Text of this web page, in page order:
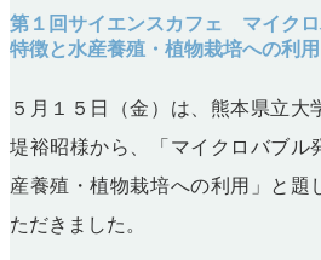
第１回サイエンスカフェ マイク
特徴と水産養殖・植物栽培への利用
５月１５日（金）は、熊本県立大
堤裕昭様から、「マイクロバブル
産養殖・植物栽培への利用 」と題
ただきました。